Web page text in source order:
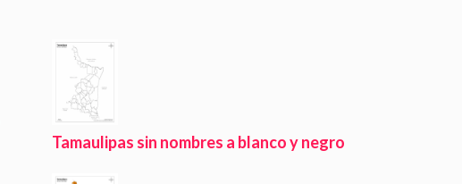
Tamaulipas sin nombres a blanco y negro